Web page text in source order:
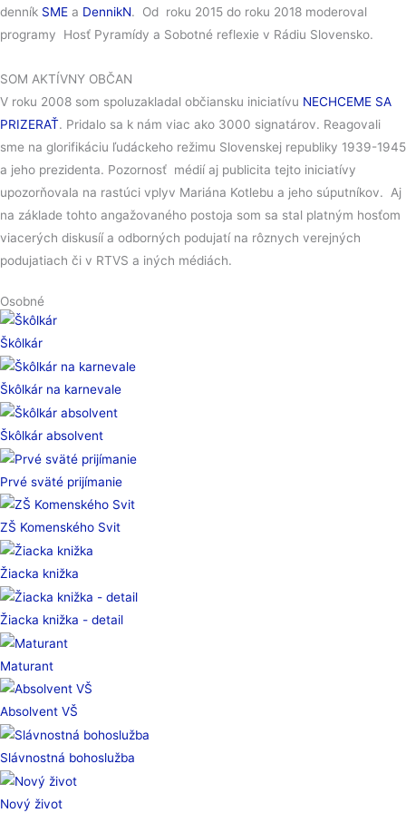
denník SME a DennikN. Od roku 2015 do roku 2018 moderoval
programy Hosť Pyramídy a Sobotné reflexie v Rádiu Slovensko.
SOM AKTÍVNY OBČAN
V roku 2008 som spoluzakladal občiansku iniciatívu NECHCEME SA
PRIZERAŤ. Pridalo sa k nám viac ako 3000 signatárov. Reagovali
sme na glorifikáciu ľudáckeho režimu Slovenskej republiky 1939-1945
a jeho prezidenta. Pozornosť médií aj publicita tejto iniciatívy
upozorňovala na rastúci vplyv Mariána Kotlebu a jeho súputníkov. Aj
na základe tohto angažovaného postoja som sa stal platným hosťom
viacerých diskusíí a odborných podujatí na rôznych verejných
podujatiach či v RTVS a iných médiách.
Osobné
Škôlkár
Škôlkár na karnevale
Škôlkár absolvent
Prvé sväté prijímanie
ZŠ Komenského Svit
Žiacka knižka
Žiacka knižka - detail
Maturant
Absolvent VŠ
Slávnostná bohoslužba
Nový život